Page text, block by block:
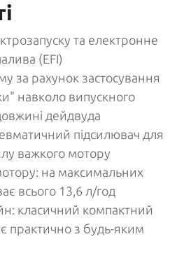
та електронне
(EFI)
за рахунок застосування
навколо випускного
дейдвуда
підсилювач для
важкого мотору
на максимальних
всього 13,6 л/год
класичний компактний
практично з будь-яким